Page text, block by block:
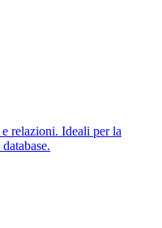
relazioni. Ideali per la